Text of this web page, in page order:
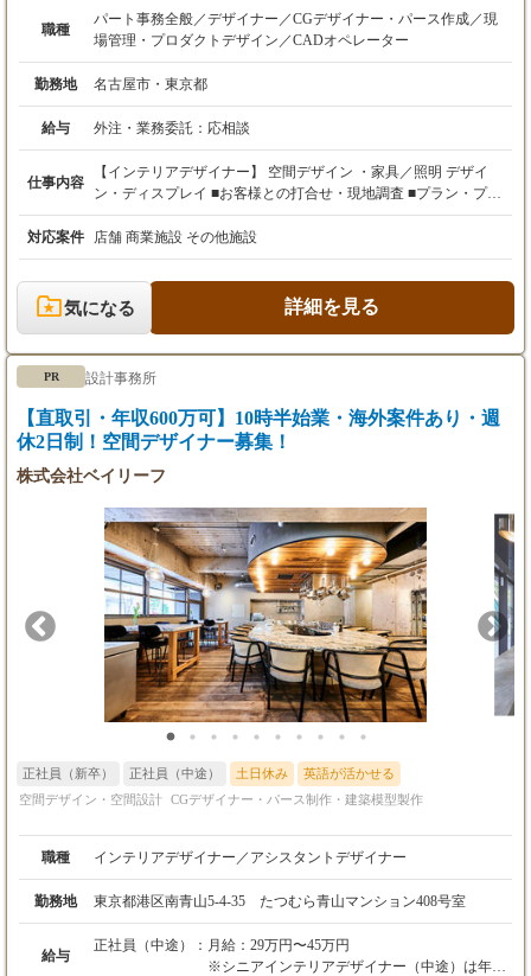
職種
パート事務全般／デザイナー／CGデザイナー・パース作成／現
場管理・プロダクトデザイン／CADオペレーター
勤務地 名古屋市・東京都
給与 外注・業務委託： 応相談
仕事内容
【インテリアデザイナー】 空間デザイン ・家具／照明 デザイ
ン・ディスプレイ ■お客様との打合せ・現地調査 ■プラン・プレ
ゼンテーション ■実施設計・コスト調整・施工会社打合せ ■設計
管理 ■完成引渡し スキルアップしながら自分の能力を発揮できる
環境です。 【CGデザイナー・パース作成】 飲食店等の商業空間
のプレゼンテーション用CGパースを制作してくださるパーサー
を募集します。 【現場管理】 弊社製作アイテム(家具、照明器
具、ディスプレイ）の現場納品及び製作管理が主となります。簡
迎です。 【CADオペレーター】 弊社インテリアデザイナーの
元、平面図、展開図、詳細図の作成を行って頂きます。 基本的に
は内装工事に関わる図面全般です。 外注でのCADペレーター大
歓迎です。 【パート事務】 デザイナーのサポート軽事務作業
対応案件 店舗 商業施設 その他施設
気になる 詳細を見る
PR 設計事務所
【直取引・年収600万可】10時半始業・海外案件あり・週
休2日制！空間デザイナー募集！
株式会社ベイリーフ
正社員（新卒） 正社員（中途） 土日休み
英語が活かせる
空間デザイン・空間設計 CGデザイナー・パース制作・建築模型製作
職種 インテリアデザイナー／アシスタントデザイナー
勤務地 東京都港区南青山5-4-35 たつむら青山マンション408号室
給与
正社員（中途）： 月給：29万円〜45万円
※シニアインテリアデザイナー（中途）は年収